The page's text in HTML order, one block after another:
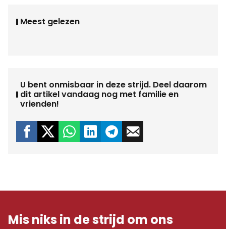
Meest gelezen
U bent onmisbaar in deze strijd. Deel daarom
dit artikel vandaag nog met familie en
vrienden!
Mis niks in de strijd om ons